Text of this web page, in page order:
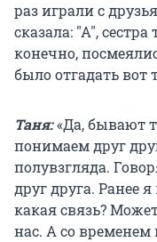
раз играли с
сказала: "А",
конечно,
было отгадать вот
Таня:«Да, бывают
понимаем друг
полувзгляда.
друг друга. Ранее
какая связь?
нас. А со